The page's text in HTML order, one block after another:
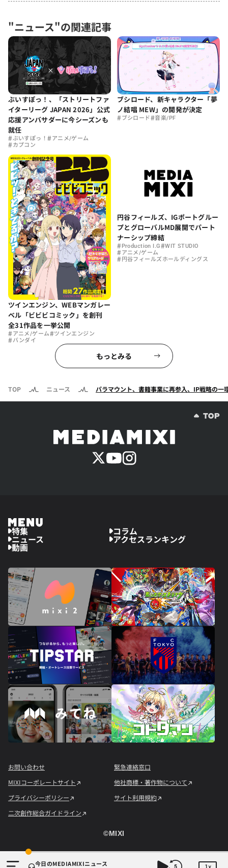
今日のMEDIAMIXIニュース 1x
"ニュース"の関連記事
ぶいすぽっ！、「ストリートファ
イターリーグ JAPAN 2026」公式
応援アンバサダーに今シーズンも
就任
#ぶいすぽっ！#アニメ/ゲーム
#カプコン
ブシロード、新キャラクター「夢
ノ結唱 MEW」の開発が決定
#ブシロード#音楽/PF
ツインエンジン、WEBマンガレー
ベル「ビビビコミック」を創刊
全31作品を一挙公開
#アニメ/ゲーム#ツインエンジン
#バンダイ
円谷フィールズ、IGポートグルー
プとグローバルMD展開でパート
ナーシップ締結
# Production I.G#WIT STUDIO
#アニメ/ゲーム
# 円谷フィールズホールディングス
もっとみる
TOP ニュース パラマウント、書籍事業に再参入、IP戦略の一
特集 コラム
ニュース アクセスランキング
動画
お問い合わせ
緊急連絡窓口
MIXIコーポレートサイト
他社商標・著作物について
プライバシーポリシー
サイト利用規約
二次創作総合ガイドライン
©︎MIXI